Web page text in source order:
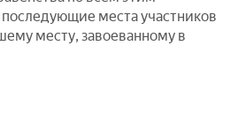
места участников
месту, завоеванному в